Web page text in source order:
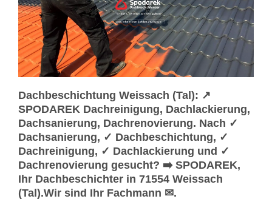
Dachbeschichtung Weissach (Tal): ↗️
SPODAREK Dachreinigung, Dachlackierung,
Dachsanierung, Dachrenovierung. Nach ✓
Dachsanierung, ✓ Dachbeschichtung, ✓
Dachreinigung, ✓ Dachlackierung und ✓
Dachrenovierung gesucht? ➡️ SPODAREK,
Ihr Dachbeschichter in 71554 Weissach
(Tal).Wir sind Ihr Fachmann ✉.